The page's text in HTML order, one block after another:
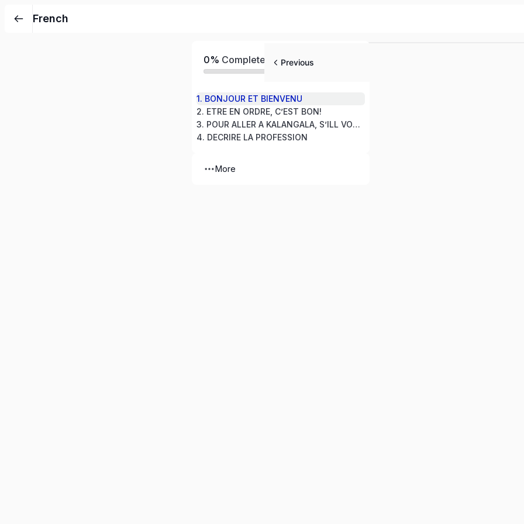
French
0% Completed
1. BONJOUR ET BIENVENU
2. ETRE EN ORDRE, C’EST BON!
3. POUR ALLER A KALANGALA, S’ILL VOUS PLAIT?
4. DECRIRE LA PROFESSION
More
Previous